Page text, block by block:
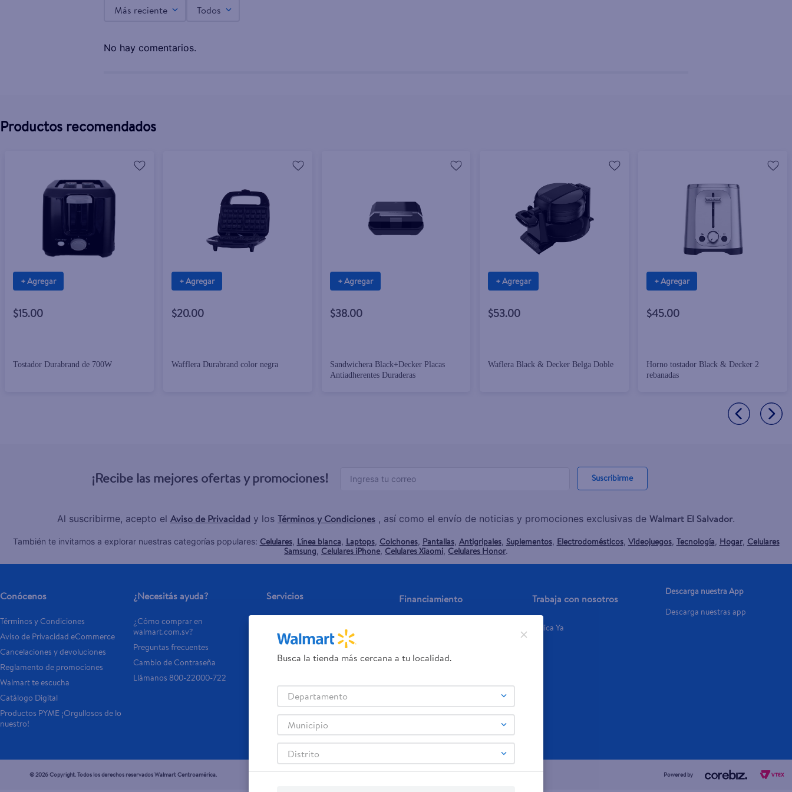
Sandwichera Proctor Silex 25415PS
Más reciente Todos
No hay comentarios.
Productos recomendados
+ Agregar
$15.00
Tostador Durabrand de 700W
+ Agregar
$20.00
Wafflera Durabrand color negra
+ Agregar
$38.00
Sandwichera Black+Decker Placas
Antiadherentes Duraderas
+ Agregar
$53.00
Waflera Black & Decker Belga Doble
+ Agregar
$45.00
Horno tostador Black & Decker 2
rebanadas
¡Recibe las mejores ofertas y promociones! Suscribirme
Al suscribirme, acepto el Aviso de Privacidad y los Términos y Condiciones , así como el envío de noticias y promociones exclusivas de Walmart El Salvador.
También te invitamos a explorar nuestras categorías populares: Celulares, Línea blanca, Laptops, Colchones, Pantallas, Antigripales, Suplementos, Electrodomésticos, Videojuegos, Tecnología, Hogar, Celulares
Samsung, Celulares iPhone, Celulares Xiaomi, Celulares Honor.
Conócenos
Términos y Condiciones
Aviso de Privacidad eCommerce
Cancelaciones y devoluciones
Reglamento de promociones
Walmart te escucha
Catálogo Digital
Productos PYME ¡Orgullosos de lo
nuestro!
¿Necesitás ayuda?
¿Cómo comprar en
walmart.com.sv?
Preguntas frecuentes
Cambio de Contraseña
Llámanos 800-22000-722
Servicios
Otros servicios:
- Remesas
Financiamiento Trabaja con nosotros
Aplica Ya
Descarga nuestra App
Descarga nuestras app
© 2026 Copyright. Todos los derechos reservados Walmart Centroamérica. Powered by
Busca la tienda más cercana a tu localidad.
Departamento
Municipio
Distrito